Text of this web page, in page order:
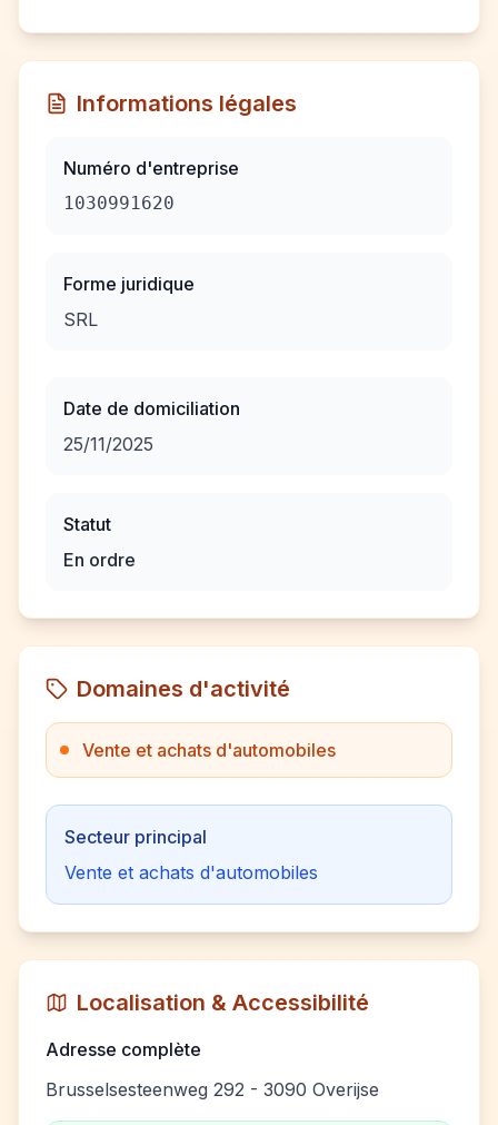
Informations légales
Numéro d'entreprise
1030991620
Forme juridique
SRL
Date de domiciliation
25/11/2025
Statut
En ordre
Domaines d'activité
Vente et achats d'automobiles
Secteur principal
Vente et achats d'automobiles
Localisation & Accessibilité
Adresse complète
Brusselsesteenweg 292 - 3090 Overijse